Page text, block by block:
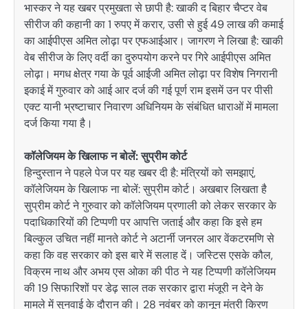
भास्कर ने यह खबर प्रमुखता से छापी है: खाकी द बिहार चैप्टर वेब
सीरीज की कहानी का 1 रुपए में करार, उसी से हुई 49 लाख की कमाई
का आईपीएस अमित लोढ़ा पर एफआईआर। जागरण ने लिखा है: खाकी
वेब सीरीज के लिए वर्दी का दुरुपयोग करने पर गिरे आईपीएस अमित
लोढ़ा। मगध क्षेत्र गया के पूर्व आईजी अमित लोढ़ा पर विशेष निगरानी
इकाई में गुरुवार को आई आर दर्ज की गई पूर्ण राम इसमें उन पर पीसी
एक्ट यानी भ्रष्टाचार निवारण अधिनियम के संबंधित धाराओं में मामला
दर्ज किया गया है।
कॉलेजियम के खिलाफ न बोलें: सुप्रीम कोर्ट
हिन्दुस्तान ने पहले पेज पर यह खबर दी है: मंत्रियों को समझाएं,
कॉलेजियम के खिलाफ ना बोलें: सुप्रीम कोर्ट। अखबार लिखता है
सुप्रीम कोर्ट ने गुरुवार को कॉलेजियम प्रणाली को लेकर सरकार के
पदाधिकारियों की टिप्पणी पर आपत्ति जताई और कहा कि इसे हम
बिल्कुल उचित नहीं मानते कोर्ट ने अटार्नी जनरल आर वेंकटरमणि से
कहा कि वह सरकार को इस बारे में सलाह दें। जस्टिस एसके कौल,
विक्रम नाथ और अभय एस ओका की पीठ ने यह टिप्पणी कॉलेजियम
की 19 सिफारिशों पर डेढ़ साल तक सरकार द्वारा मंजूरी न देने के
मामले में सुनवाई के दौरान की। 28 नवंबर को कानून मंत्री किरण